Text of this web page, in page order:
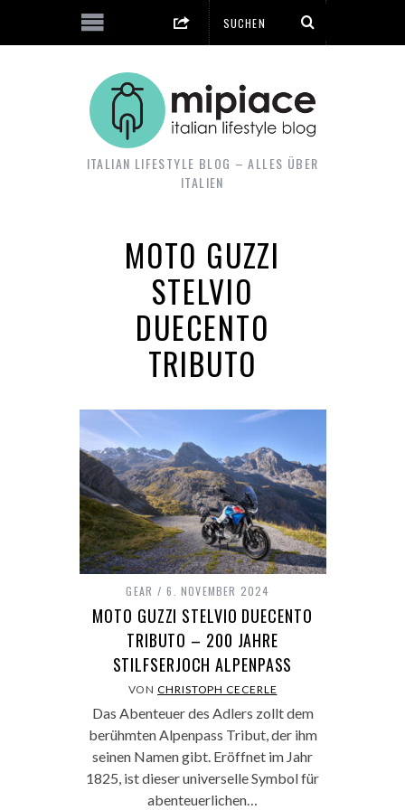
ITALIAN LIFESTYLE BLOG – ALLES ÜBER
ITALIEN
MOTO GUZZI
STELVIO
DUECENTO
TRIBUTO
GEAR 6. NOVEMBER 2024
MOTO GUZZI STELVIO DUECENTO
TRIBUTO – 200 JAHRE
STILFSERJOCH ALPENPASS
VONCHRISTOPH CECERLE
Das Abenteuer des Adlers zollt dem
berühmten Alpenpass Tribut, der ihm
seinen Namen gibt. Eröffnet im Jahr
1825, ist dieser universelle Symbol für
abenteuerlichen…